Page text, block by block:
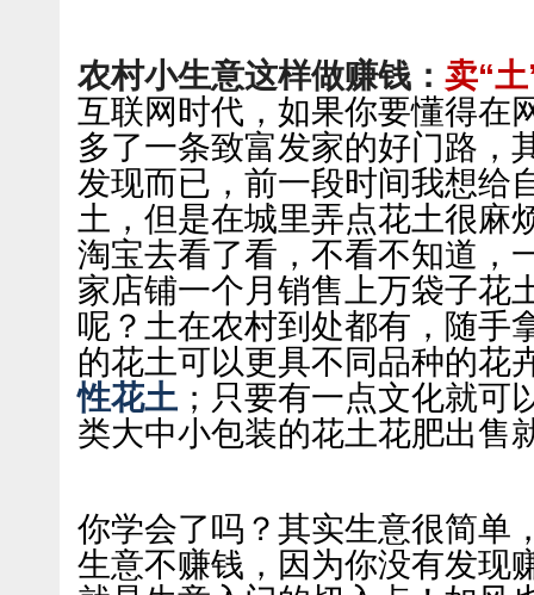
农村小生意这样做赚钱： 卖“
互联网时代，如果你要懂得在
多了一条致富发家的好门路，
发现而已，前一段时间我想给
土，但是在城里弄点花土很麻
淘宝去看了看，不看不知道，
家店铺一个月销售上万袋子花
呢？土在农村到处都有，随手
的花土可以更具不同品种的花
性花土 ；只要有一点文化就可
类大中小包装的花土花肥出售
你学会了吗？其实生意很简单
生意不赚钱，因为你没有发现